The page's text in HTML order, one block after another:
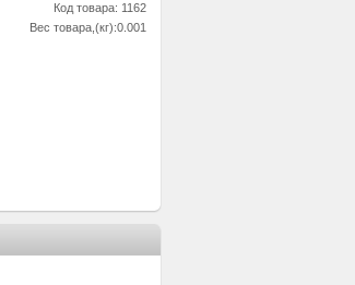
Код товара: 1162
Вес товара,(кг):0.001